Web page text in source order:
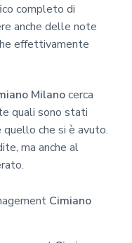
completo di
anche delle note
effettivamente
Milanocerca
quali sono stati
che si è avuto.
ma anche al
Cimiano